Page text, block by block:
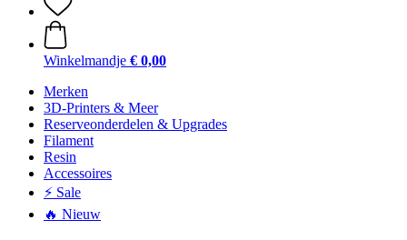
Winkelmandje € 0,00
Merken
3D-Printers & Meer
Reserveonderdelen & Upgrades
Filament
Resin
Accessoires
⚡ Sale
🔥 Nieuw